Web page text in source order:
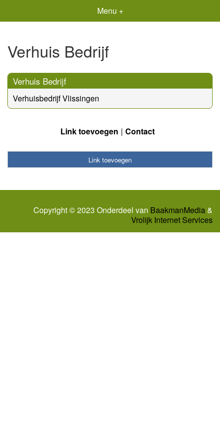
Menu +
Verhuis Bedrijf
Verhuis Bedrijf
Verhuisbedrijf Vlissingen
Link toevoegen Contact
Link toevoegen
Copyright © 2023 Onderdeel van BaakmanMedia&
Vrolijk Internet Services